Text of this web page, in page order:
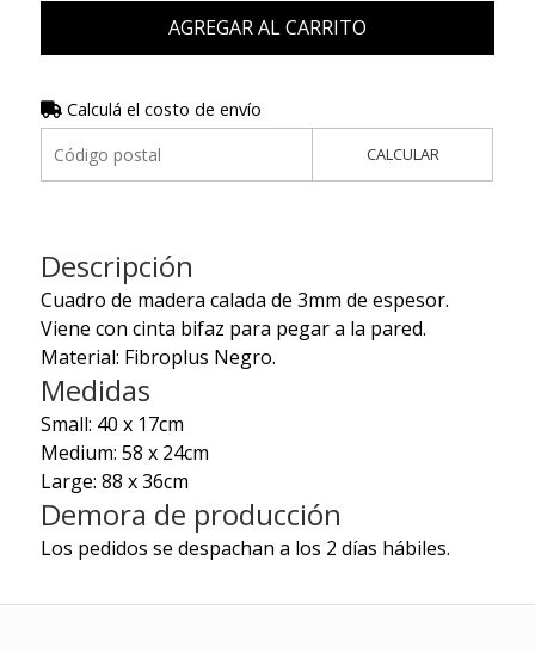
AGREGAR AL CARRITO
Calculá el costo de envío
CALCULAR
Descripción
Cuadro de madera calada de 3mm de espesor.
Viene con cinta bifaz para pegar a la pared.
Material: Fibroplus Negro.
Medidas
Small: 40 x 17cm
Medium: 58 x 24cm
Large: 88 x 36cm
Demora de producción
Los pedidos se despachan a los 2 días hábiles.